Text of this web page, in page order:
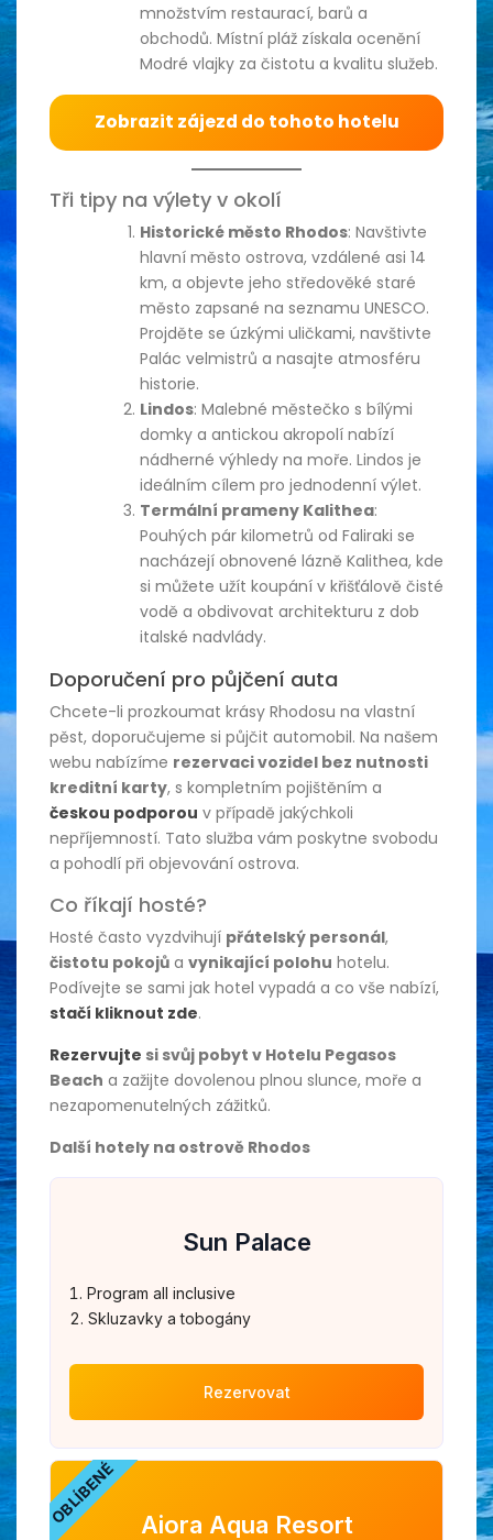
množstvím restaurací, barů a
obchodů. Místní pláž získala ocenění
Modré vlajky za čistotu a kvalitu služeb.
Zobrazit zájezd do tohoto hotelu
Tři tipy na výlety v okolí
Historické město Rhodos: Navštivte
hlavní město ostrova, vzdálené asi 14
km, a objevte jeho středověké staré
město zapsané na seznamu UNESCO.
Projděte se úzkými uličkami, navštivte
Palác velmistrů a nasajte atmosféru
historie.
Lindos: Malebné městečko s bílými
domky a antickou akropolí nabízí
nádherné výhledy na moře. Lindos je
ideálním cílem pro jednodenní výlet.
Termální prameny Kalithea:
Pouhých pár kilometrů od Faliraki se
nacházejí obnovené lázně Kalithea, kde
si můžete užít koupání v křišťálově čisté
vodě a obdivovat architekturu z dob
italské nadvlády.
Doporučení pro půjčení auta
Chcete-li prozkoumat krásy Rhodosu na vlastní
pěst, doporučujeme si půjčit automobil. Na našem
webu nabízíme rezervaci vozidel bez nutnosti
kreditní karty, s kompletním pojištěním a
českou podporou v případě jakýchkoli
nepříjemností. Tato služba vám poskytne svobodu
a pohodlí při objevování ostrova.
Co říkají hosté?
Hosté často vyzdvihují přátelský personál,
čistotu pokojů a vynikající polohu hotelu.
Podívejte se sami jak hotel vypadá a co vše nabízí,
stačí kliknout zde.
Rezervujte si svůj pobyt v Hotelu Pegasos
Beach a zažijte dovolenou plnou slunce, moře a
nezapomenutelných zážitků.
Další hotely na ostrově Rhodos
Sun Palace
Program all inclusive
Skluzavky a tobogány
Rezervovat
OBLÍBENÉ Aiora Aqua Resort